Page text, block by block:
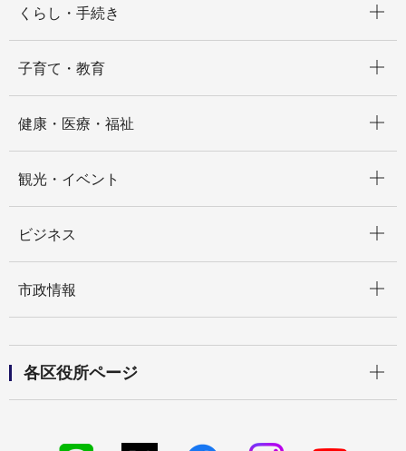
くらし・手続き
子育て・教育
健康・医療・福祉
観光・イベント
ビジネス
市政情報
各区役所ページ